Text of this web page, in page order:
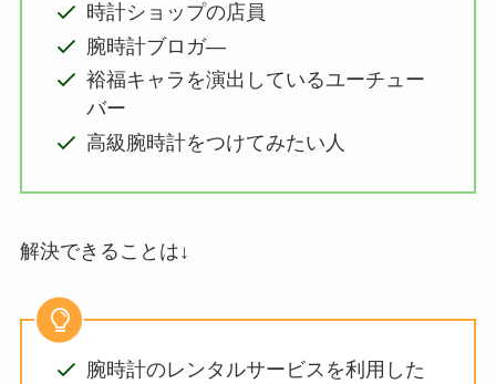
時計ショップの店員
腕時計ブロガ―
裕福キャラを演出しているユーチュー
バー
高級腕時計をつけてみたい人
解決できることは↓
腕時計のレンタルサービスを利用した